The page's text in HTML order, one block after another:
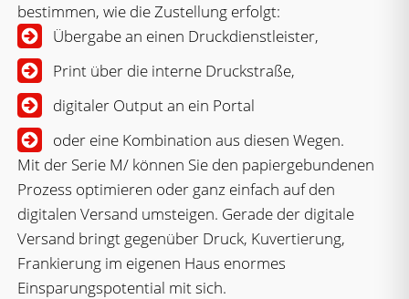
bestimmen, wie die Zustellung erfolgt:
Übergabe an einen Druckdienstleister,
Print über die interne Druckstraße,
digitaler Output an ein Portal
oder eine Kombination aus diesen Wegen.
Mit der Serie M/ können Sie den papiergebundenen
Prozess optimieren oder ganz einfach auf den
digitalen Versand umsteigen. Gerade der digitale
Versand bringt gegenüber Druck, Kuvertierung,
Frankierung im eigenen Haus enormes
Einsparungspotential mit sich.